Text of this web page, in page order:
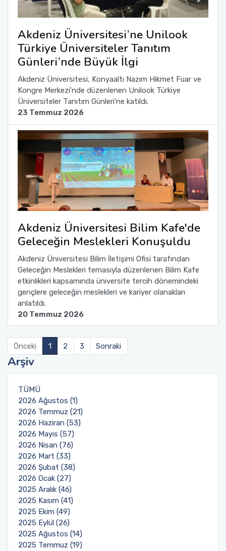
Akdeniz Üniversitesi’ne Unilook
Türkiye Üniversiteler Tanıtım
Günleri’nde Büyük İlgi
Akdeniz Üniversitesi, Konyaaltı Nazım Hikmet Fuar ve
Kongre Merkezi'nde düzenlenen Unilook Türkiye
Üniversiteler Tanıtım Günleri’ne katıldı.
23 Temmuz 2026
Akdeniz Üniversitesi Bilim Kafe'de
Geleceğin Meslekleri Konuşuldu
Akdeniz Üniversitesi Bilim İletişimi Ofisi tarafından
Geleceğin Meslekleri temasıyla düzenlenen Bilim Kafe
etkinlikleri kapsamında üniversite tercih dönemindeki
gençlere geleceğin meslekleri ve kariyer olanakları
anlatıldı.
20 Temmuz 2026
Önceki 1 2 3 Sonraki
Arşiv
TÜMÜ
2026 Ağustos (1)
2026 Temmuz (21)
2026 Haziran (53)
2026 Mayıs (57)
2026 Nisan (76)
2026 Mart (33)
2026 Şubat (38)
2026 Ocak (27)
2025 Aralık (46)
2025 Kasım (41)
2025 Ekim (49)
2025 Eylül (26)
2025 Ağustos (14)
2025 Temmuz (19)